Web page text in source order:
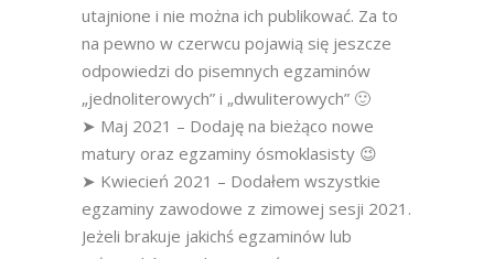
utajnione i nie można ich publikować. Za to
na pewno w czerwcu pojawią się jeszcze
odpowiedzi do pisemnych egzaminów
„jednoliterowych” i „dwuliterowych” 🙂
➤ Maj 2021 – Dodaję na bieżąco nowe
matury oraz egzaminy ósmoklasisty 😉
➤ Kwiecień 2021 – Dodałem wszystkie
egzaminy zawodowe z zimowej sesji 2021.
Jeżeli brakuje jakichś egzaminów lub